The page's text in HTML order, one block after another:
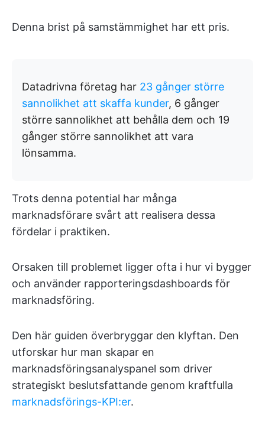
Denna brist på samstämmighet har ett pris.
Datadrivna företag har 23 gånger större
sannolikhet att skaffa kunder, 6 gånger
större sannolikhet att behålla dem och 19
gånger större sannolikhet att vara
lönsamma.
Trots denna potential har många
marknadsförare svårt att realisera dessa
fördelar i praktiken.
Orsaken till problemet ligger ofta i hur vi bygger
och använder rapporteringsdashboards för
marknadsföring.
Den här guiden överbryggar den klyftan. Den
utforskar hur man skapar en
marknadsföringsanalyspanel som driver
strategiskt beslutsfattande genom kraftfulla
marknadsförings-KPI:er.